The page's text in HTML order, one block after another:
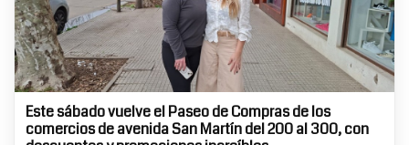
Este sábado vuelve el Paseo de Compras de los
comercios de avenida San Martín del 200 al 300, con